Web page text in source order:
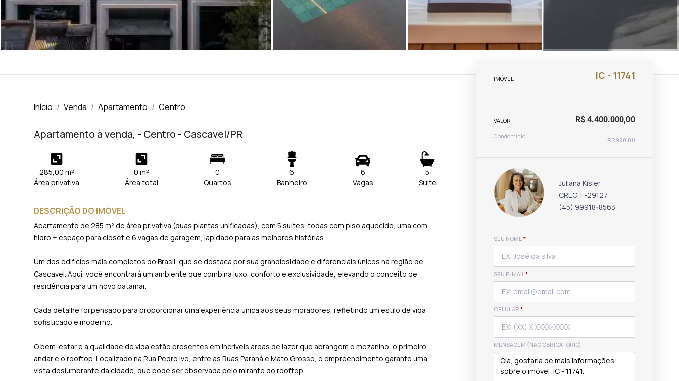
Início Venda Apartamento Centro
Apartamento à venda, - Centro - Cascavel/PR
285,00 m²
Área privativa
0 m²
Área total
0
Quartos
6
Banheiro
6
Vagas
5
Suite
DESCRIÇÃO DO IMÓVEL
Apartamento de 285 m² de área privativa (duas plantas unificadas), com 5 suítes, todas com piso aquecido, uma com
hidro + espaço para closet e 6 vagas de garagem, lapidado para as melhores histórias.
Um dos edifícios mais completos do Brasil, que se destaca por sua grandiosidade e diferenciais únicos na região de
Cascavel. Aqui, você encontrará um ambiente que combina luxo, conforto e exclusividade, elevando o conceito de
residência para um novo patamar.
Cada detalhe foi pensado para proporcionar uma experiência única aos seus moradores, refletindo um estilo de vida
sofisticado e moderno.
O bem-estar e a qualidade de vida estão presentes em incríveis áreas de lazer que abrangem o mezanino, o primeiro
andar e o rooftop. Localizado na Rua Pedro Ivo, entre as Ruas Paraná e Mato Grosso, o empreendimento garante uma
vista deslumbrante da cidade, que pode ser observada pelo mirante do rooftop.
IMÓVEL IC - 11741
VALOR R$ 4.400.000,00
Condomínio
R$ 990,00
Juliana Kisler
CRECI F-29127
(45) 99918-8563
SEU NOME *
SEU E-MAIL *
CELULAR *
MENSAGEM (NÃO OBRIGATÓRIO)